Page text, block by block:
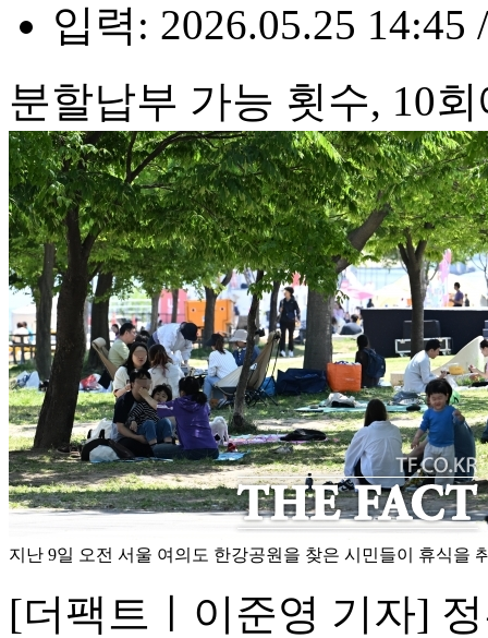
입력: 2026.05.25 14:45
분할납부 가능 횟수, 10
지난 9일 오전 서울 여의도 한강공원을 찾은 시민들이 휴식을
[더팩트ㅣ이준영 기자]